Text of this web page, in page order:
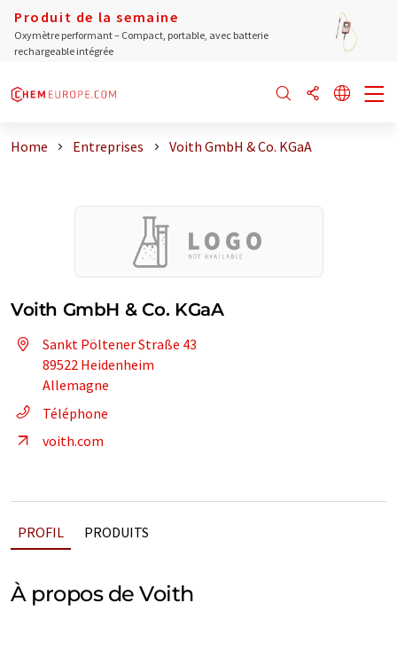
Produit de la semaine
Oxymètre performant – Compact, portable, avec batterie
rechargeable intégrée
Home Entreprises Voith GmbH & Co. KGaA
Voith GmbH & Co. KGaA
Sankt Pöltener Straße 43
89522 Heidenheim
Allemagne
Téléphone
voith.com
PROFIL PRODUITS
À propos de Voith